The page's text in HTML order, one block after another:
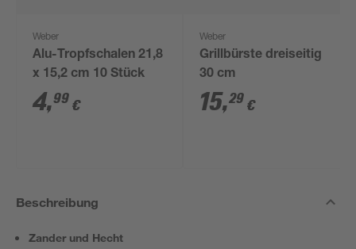
Weber
Alu-Tropfschalen 21,8
x 15,2 cm 10 Stück
4,99 €
Weber
Grillbürste dreiseitig
30 cm
15,29 €
Beschreibung
Zander und Hecht